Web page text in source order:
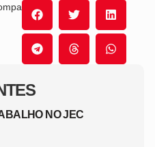
NO JEC